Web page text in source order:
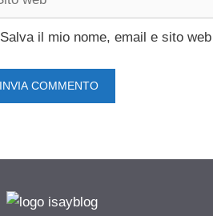
Salva il mio nome, email e sito